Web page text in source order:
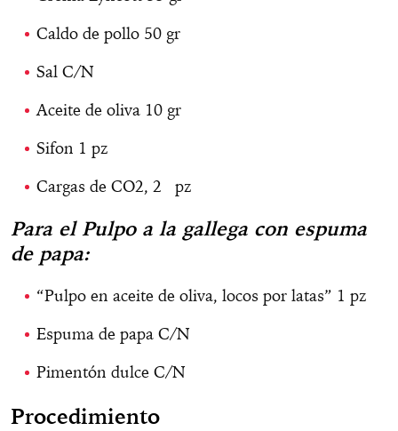
Caldo de pollo 50 gr
Sal C/N
Aceite de oliva 10 gr
Sifon 1 pz
Cargas de CO2, 2 pz
Para el Pulpo a la gallega con espuma
de papa:
“Pulpo en aceite de oliva, locos por latas” 1 pz
Espuma de papa C/N
Pimentón dulce C/N
Procedimiento